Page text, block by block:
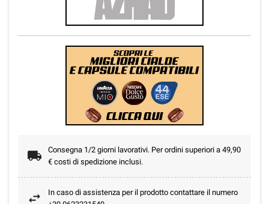
Consegna 1/2 giorni lavorativi. Per ordini superiori a 49,90
€ costi di spedizione inclusi.
In caso di assistenza per il prodotto contattare il numero